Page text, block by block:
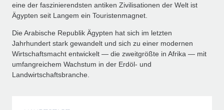
eine der faszinierendsten antiken Zivilisationen der Welt ist
Ägypten seit Langem ein Touristenmagnet.
Die Arabische Republik Ägypten hat sich im letzten
Jahrhundert stark gewandelt und sich zu einer modernen
Wirtschaftsmacht entwickelt — die zweitgrößte in Afrika — mit
umfangreichem Wachstum in der Erdöl‑ und
Landwirtschaftsbranche.